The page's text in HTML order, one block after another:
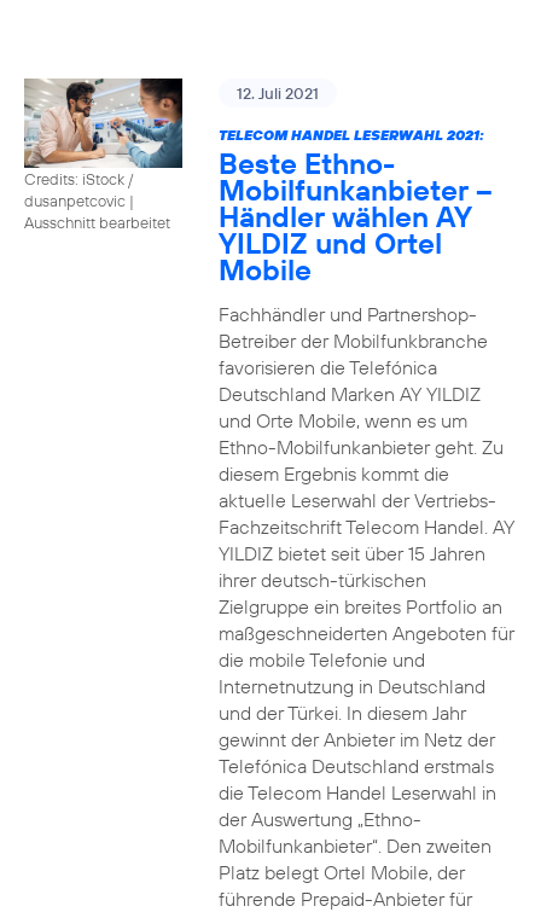
Credits: iStock /
dusanpetcovic |
Ausschnitt bearbeitet
12. Juli 2021
TELECOM HANDEL LESERWAHL 2021:
Beste Ethno-
Mobilfunkanbieter –
Händler wählen AY
YILDIZ und Ortel
Mobile
Fachhändler und Partnershop-
Betreiber der Mobilfunkbranche
favorisieren die Telefónica
Deutschland Marken AY YILDIZ
und Orte Mobile, wenn es um
Ethno-Mobilfunkanbieter geht. Zu
diesem Ergebnis kommt die
aktuelle Leserwahl der Vertriebs-
Fachzeitschrift Telecom Handel. AY
YILDIZ bietet seit über 15 Jahren
ihrer deutsch-türkischen
Zielgruppe ein breites Portfolio an
maßgeschneiderten Angeboten für
die mobile Telefonie und
Internetnutzung in Deutschland
und der Türkei. In diesem Jahr
gewinnt der Anbieter im Netz der
Telefónica Deutschland erstmals
die Telecom Handel Leserwahl in
der Auswertung „Ethno-
Mobilfunkanbieter“. Den zweiten
Platz belegt Ortel Mobile, der
führende Prepaid-Anbieter für